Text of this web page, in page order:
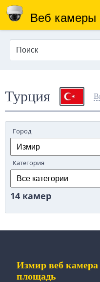
Веб камеры
Турция
Город
Категория
14 камер
Измир веб
площадь